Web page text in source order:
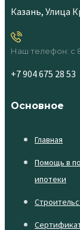
Казань, Улица
Наш телефон: с
+7 904 675 28 53
Основное
Главная
Помощь в
ипотеки